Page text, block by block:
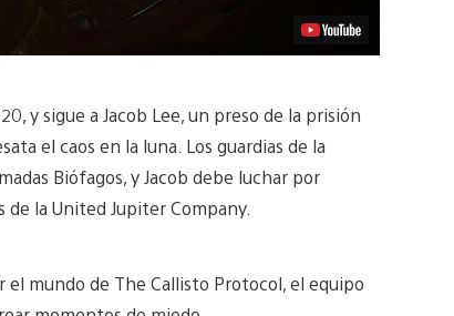
y sigue a Jacob Lee, un preso de la prisión
el caos en la luna. Los guardias de la
Biófagos, y Jacob debe luchar por
la United Jupiter Company.
mundo de The Callisto Protocol, el equipo